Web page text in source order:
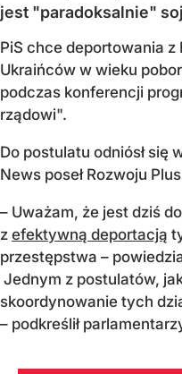
jest "paradoksalnie"
PiS chce deportowania
Ukraińców w wieku
podczas konferencji
rządowi".
Do postulatu odniósł się
News poseł Rozwoju
– Uważam, że jest dziś
z efektywną deportacją
przestępstwa –
Jednym z postulatów,
skoordynowanie tych
– podkreślił